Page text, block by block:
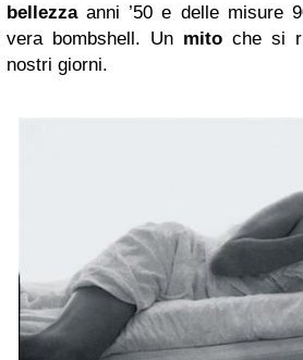
bellezzaanni ’50 e delle misure
vera bombshell. Un mito che si
nostri giorni.